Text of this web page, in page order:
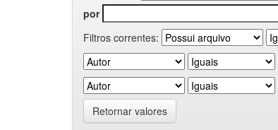
por
Filtros correntes:
Retornar valores